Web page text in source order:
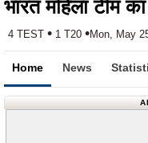
भारत महिला टीम
4 TEST • 1 T20 •Mon, May
Home News